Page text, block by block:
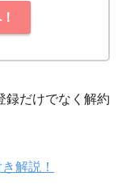
録だけでなく解約
解説！